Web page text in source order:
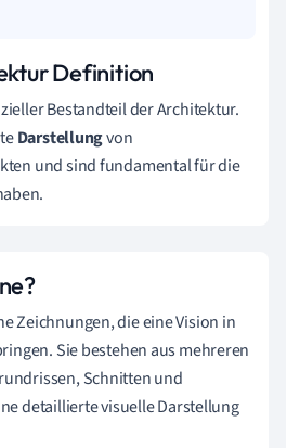
Definition
Bestandteil der Architektur.
Darstellungvon
und sind fundamental für die
Zeichnungen, die eine Vision in
Sie bestehen aus mehreren
Schnitten und
detaillierte visuelle Darstellung